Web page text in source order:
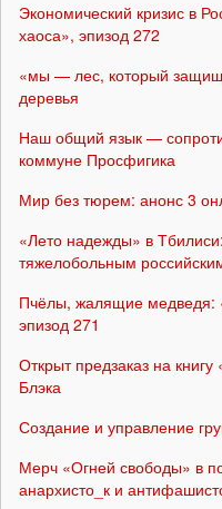
Экономический кризис в
хаоса», эпизод 272
«мы — лес, который
деревья
Наш общий язык —
коммуне Просфигика
Мир без тюрем: анонс 3
«Лето надежды» в
тяжелобольным
Пчёлы, жалящие медведя:
эпизод 271
Открыт предзаказ на
Блэка
Создание и управление
Мерч «Огней свободы» в
анархисто_к и